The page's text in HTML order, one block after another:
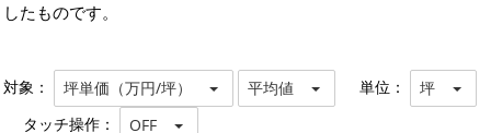
したものです。
対象： 坪単価（万円/坪） 平均値 単位： 坪
タッチ操作： OFF